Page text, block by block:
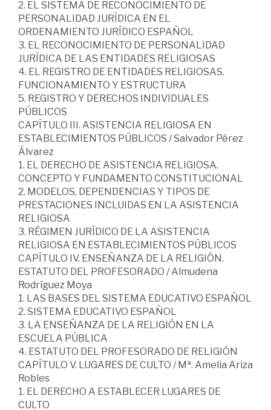
2. EL SISTEMA DE RECONOCIMIENTO DE
PERSONALIDAD JURÍDICA EN EL
ORDENAMIENTO JURÍDICO ESPAÑOL
3. EL RECONOCIMIENTO DE PERSONALIDAD
JURÍDICA DE LAS ENTIDADES RELIGIOSAS
4. EL REGISTRO DE ENTIDADES RELIGIOSAS.
FUNCIONAMIENTO Y ESTRUCTURA
5. REGISTRO Y DERECHOS INDIVIDUALES
PÚBLICOS
CAPÍTULO III. ASISTENCIA RELIGIOSA EN
ESTABLECIMIENTOS PÚBLICOS / Salvador Pérez
Álvarez
1. EL DERECHO DE ASISTENCIA RELIGIOSA.
CONCEPTO Y FUNDAMENTO CONSTITUCIONAL
2. MODELOS, DEPENDENCIAS Y TIPOS DE
PRESTACIONES INCLUIDAS EN LA ASISTENCIA
RELIGIOSA
3. RÉGIMEN JURÍDICO DE LA ASISTENCIA
RELIGIOSA EN ESTABLECIMIENTOS PÚBLICOS
CAPÍTULO IV. ENSEÑANZA DE LA RELIGIÓN.
ESTATUTO DEL PROFESORADO / Almudena
Rodríguez Moya
1. LAS BASES DEL SISTEMA EDUCATIVO ESPAÑOL
2. SISTEMA EDUCATIVO ESPAÑOL
3. LA ENSEÑANZA DE LA RELIGIÓN EN LA
ESCUELA PÚBLICA
4. ESTATUTO DEL PROFESORADO DE RELIGIÓN
CAPÍTULO V. LUGARES DE CULTO / Mª. Amelia Ariza
Robles
1. EL DERECHO A ESTABLECER LUGARES DE
CULTO